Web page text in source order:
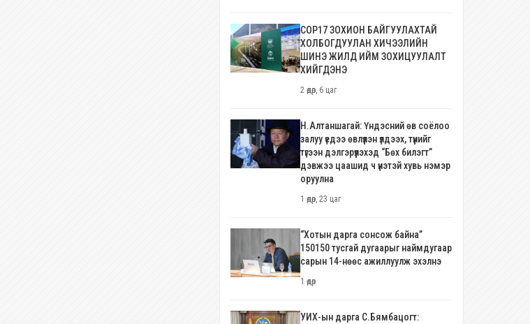
COP17 ЗОХИОН БАЙГУУЛАХТАЙ
ХОЛБОГДУУЛАН ХИЧЭЭЛИЙН
ШИНЭ ЖИЛД ИЙМ ЗОХИЦУУЛАЛТ
ХИЙГДЭНЭ
2 өдөр, 6 цаг
Н.Алтаншагай: Үндэсний өв соёлоо
залуу үедээ өвлүүлэн үлдээх, түүнийг
түгээн дэлгэрүүлэхэд “Бөх билэгт”
дэвжээ цаашид ч үнэтэй хувь нэмэр
оруулна
1 өдөр, 23 цаг
“Хотын дарга сонсож байна”
150150 тусгай дугаарыг наймдугаар
сарын 14-нөөс ажиллуулж эхэлнэ
1 өдөр
УИХ-ын дарга С.Бямбацогт: